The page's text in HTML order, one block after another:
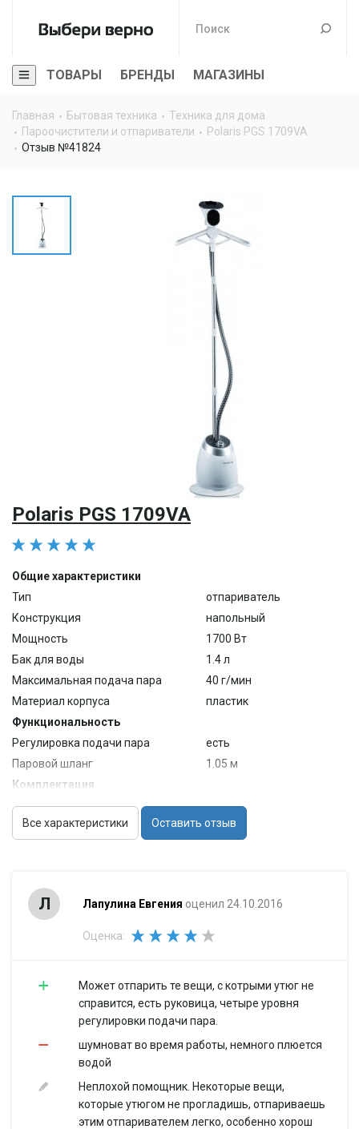
ТОВАРЫ БРЕНДЫ МАГАЗИНЫ
Главная Бытовая техника
Техника для дома
Пароочистители и отпариватели
Polaris PGS 1709VA
Отзыв №41824
Polaris PGS 1709VA
Общие характеристики
Тип
отпариватель
Конструкция
напольный
Мощность
1700 Вт
Бак для воды
1.4 л
Максимальная подача пара
40 г/мин
Материал корпуса
пластик
Функциональность
Регулировка подачи пара
есть
Паровой шланг
1.05 м
Комплектация
Телескопическая стойка
есть
Насадки
насадка-щетка
Габариты (ВхШхГ)
Вес
2.95 кг
Длина сетевого шнура
1.8 м
Все характеристики Оставить отзыв
Л Лапулина Евгения оценил 24.10.2016
Оценка:
Может отпарить те вещи, с котрыми утюг не
справится, есть руковица, четыре уровня
регулировки подачи пара.
шумноват во время работы, немного плюется
водой
Неплохой помощник. Некоторые вещи,
которые утюгом не прогладишь, отпариваешь
этим отпаривателем легко, особенно хорош